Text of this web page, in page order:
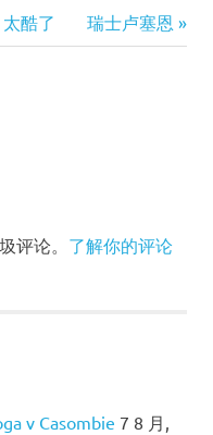
酷了
Next
Post:
瑞士卢塞恩
评论。 了解你的评论
v Casombie 7 8 月,